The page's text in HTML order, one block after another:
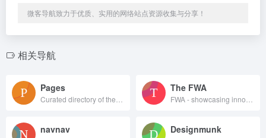
微客导航致力于优质、实用的网络站点资源收集与分享！
相关导航
Pages The FWA
navnav Designmunk